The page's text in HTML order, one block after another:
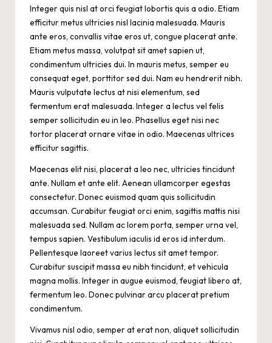
Integer quis nisl at orci feugiat lobortis quis a odio. Etiam
efficitur metus ultricies nisl lacinia malesuada. Mauris
ante eros, convallis vitae eros ut, congue placerat ante.
Etiam metus massa, volutpat sit amet sapien ut,
condimentum ultricies dui. In mauris metus, semper eu
consequat eget, porttitor sed dui. Nam eu hendrerit nibh.
Mauris vulputate lectus at nisi elementum, sed
fermentum erat malesuada. Integer a lectus vel felis
semper sollicitudin eu in leo. Phasellus eget nisi nec
tortor placerat ornare vitae in odio. Maecenas ultrices
efficitur sagittis.
Maecenas elit nisi, placerat a leo nec, ultricies tincidunt
ante. Nullam et ante elit. Aenean ullamcorper egestas
consectetur. Donec euismod quam quis sollicitudin
accumsan. Curabitur feugiat orci enim, sagittis mattis nisi
malesuada sed. Nullam ac lorem porta, semper urna vel,
tempus sapien. Vestibulum iaculis id eros id interdum.
Pellentesque laoreet varius lectus sit amet tempor.
Curabitur suscipit massa eu nibh tincidunt, et vehicula
magna mollis. Integer in augue euismod, feugiat libero at,
fermentum leo. Donec pulvinar arcu placerat pretium
condimentum.
Vivamus nisl odio, semper at erat non, aliquet sollicitudin